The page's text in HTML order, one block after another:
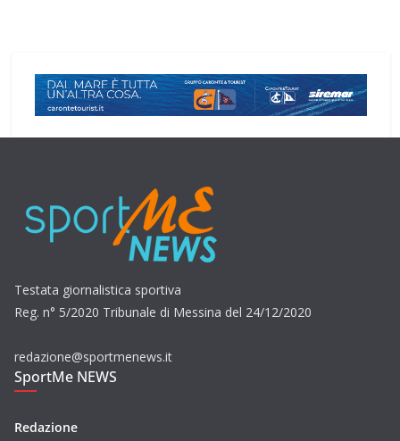
Testata giornalistica sportiva
Reg. n° 5/2020 Tribunale di Messina del 24/12/2020
redazione@sportmenews.it
SportMe NEWS
Redazione